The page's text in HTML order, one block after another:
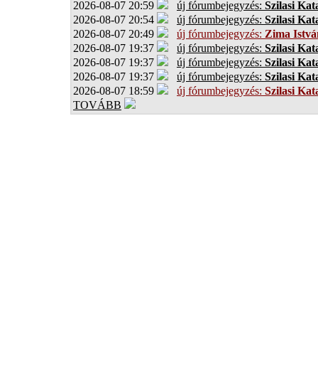
2026-08-07 20:59 új fórumbejegyzés: Szilasi
2026-08-07 20:54
új fórumbejegyzés: Szilasi
2026-08-07 20:49
új fórumbejegyzés: Zima
2026-08-07 19:37
új fórumbejegyzés: Szilasi
2026-08-07 19:37
új fórumbejegyzés: Szilasi
2026-08-07 19:37
új fórumbejegyzés: Szilasi
2026-08-07 18:59
új fórumbejegyzés: Szilasi
TOVÁBB